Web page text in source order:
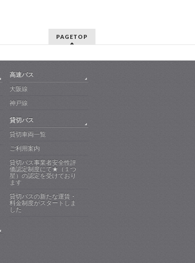
PAGETOP
高速バス
大阪線
神戸線
貸切バス
貸切車両一覧
ご利用案内
貸切バス事業者安全性評
価認定制度にて★（１つ
星）の認定を受けており
ます
貸切バスの新たな運賃・
料金制度がスタートしま
した